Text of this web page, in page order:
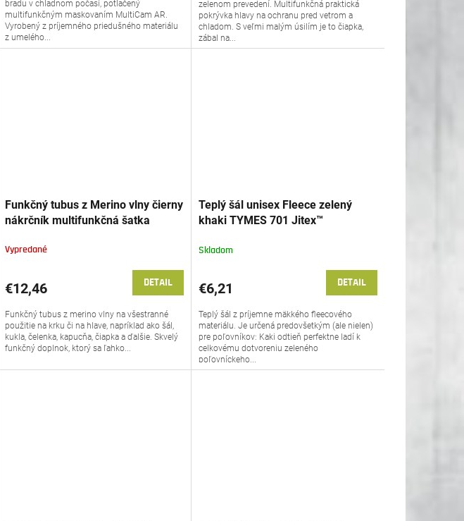
bradu v chladnom počasí, potlačený
multifunkčným maskovaním MultiCam AR.
Vyrobený z príjemného priedušného materiálu
z umelého...
zelenom prevedení. Multifunkčná praktická
pokrývka hlavy na ochranu pred vetrom a
chladom. S veľmi malým úsilím je to čiapka,
zábal na...
Funkčný tubus z Merino vlny čierny
nákrčník multifunkčná šatka
Vypredané
€12,46 DETAIL
Funkčný tubus z merino vlny na všestranné
použitie na krku či na hlave, napríklad ako šál,
kukla, čelenka, kapucňa, čiapka a ďalšie. Skvelý
funkčný doplnok, ktorý sa ľahko...
Teplý šál unisex Fleece zelený
khaki TYMES 701 Jitex™
Skladom
€6,21 DETAIL
Teplý šál z príjemne mäkkého fleecového
materiálu. Je určená predovšetkým (ale nielen)
pre poľovníkov: Kaki odtieň perfektne ladí k
celkovému dotvoreniu zeleného
poľovníckeho...